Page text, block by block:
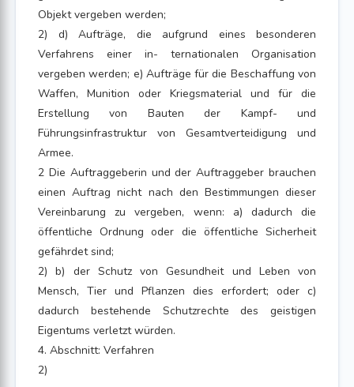
Objekt vergeben werden;
2) d) Aufträge, die aufgrund eines besonderen
Verfahrens einer in- ternationalen Organisation
vergeben werden; e) Aufträge für die Beschaffung von
Waffen, Munition oder Kriegsmaterial und für die
Erstellung von Bauten der Kampf- und
Führungsinfrastruktur von Gesamtverteidigung und
Armee.
2 Die Auftraggeberin und der Auftraggeber brauchen
einen Auftrag nicht nach den Bestimmungen dieser
Vereinbarung zu vergeben, wenn: a) dadurch die
öffentliche Ordnung oder die öffentliche Sicherheit
gefährdet sind;
2) b) der Schutz von Gesundheit und Leben von
Mensch, Tier und Pflanzen dies erfordert; oder c)
dadurch bestehende Schutzrechte des geistigen
Eigentums verletzt würden.
4. Abschnitt: Verfahren
2)